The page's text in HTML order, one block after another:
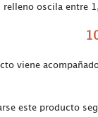
relleno oscila entre
viene
este producto